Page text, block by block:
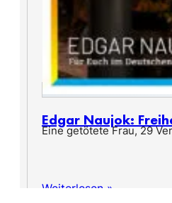
Edgar Naujok:
Eine getötete Frau, 29
Weiterlesen »